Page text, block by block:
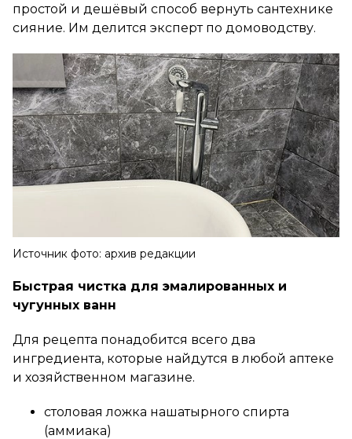
простой и дешёвый способ вернуть сантехнике
сияние. Им делится эксперт по домоводству.
Источник фото: архив редакции
Быстрая чистка для эмалированных и
чугунных ванн
Для рецепта понадобится всего два
ингредиента, которые найдутся в любой аптеке
и хозяйственном магазине.
столовая ложка нашатырного спирта
(аммиака)